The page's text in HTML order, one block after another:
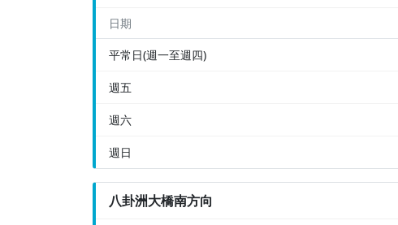
日期
平常日(週一至週四)
週五
週六
週日
八卦洲大橋南方向